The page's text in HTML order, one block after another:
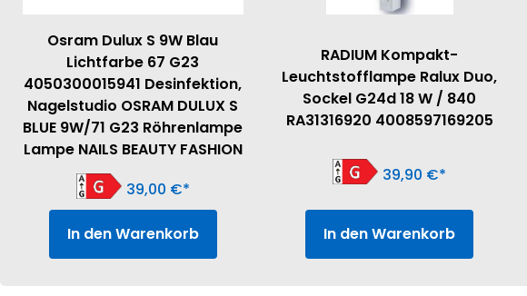
Osram Dulux S 9W Blau
Lichtfarbe 67 G23
4050300015941 Desinfektion,
Nagelstudio OSRAM DULUX S
BLUE 9W/71 G23 Röhrenlampe
Lampe NAILS BEAUTY FASHION
39,00 €
In den Warenkorb
RADIUM Kompakt-
Leuchtstofflampe Ralux Duo,
Sockel G24d 18 W / 840
RA31316920 4008597169205
39,90 €
In den Warenkorb